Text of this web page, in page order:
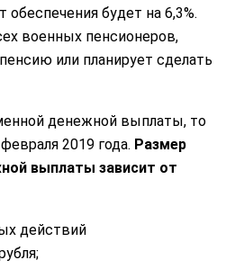
будет на 6,3%.
военных пенсионеров,
или планирует сделать
денежной выплаты, то
2019 года. Размер
выплаты зависит от
действий